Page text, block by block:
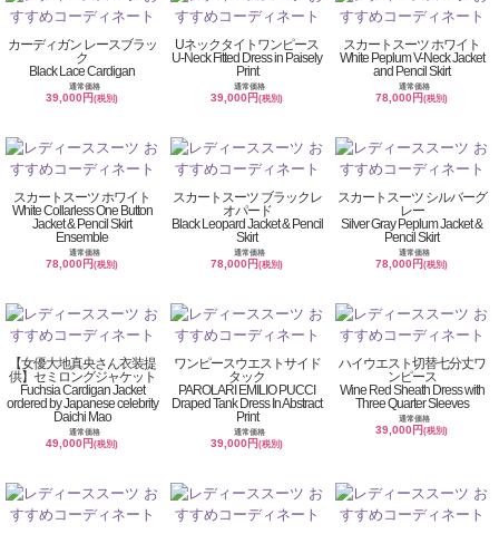
カーディガン レースブラッ
ク
Black Lace Cardigan
通常価格
39,000円(税別)
Uネックタイトワンピース
U-Neck Fitted Dress in Paisely
Print
通常価格
39,000円(税別)
スカートスーツ ホワイト
White Peplum V-Neck Jacket
and Pencil Skirt
通常価格
78,000円(税別)
スカートスーツ ホワイト
White Collarless One Button
Jacket & Pencil Skirt
Ensemble
通常価格
78,000円(税別)
スカートスーツ ブラックレ
オパード
Black Leopard Jacket & Pencil
Skirt
通常価格
78,000円(税別)
スカートスーツ シルバーグ
レー
Silver Gray Peplum Jacket &
Pencil Skirt
通常価格
78,000円(税別)
【女優大地真央さん衣装提
供】セミロングジャケット
Fuchsia Cardigan Jacket
ordered by Japanese celebrity
Daichi Mao
通常価格
49,000円(税別)
ワンピースウエストサイド
タック
PAROLARI EMILIO PUCCI
Draped Tank Dress In Abstract
Print
通常価格
39,000円(税別)
ハイウエスト切替七分丈ワ
ンピース
Wine Red Sheath Dress with
Three Quarter Sleeves
通常価格
39,000円(税別)